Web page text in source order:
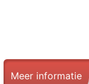
Meer informatie